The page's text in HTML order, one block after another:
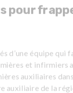
pour
d’une équipe qui
et infirmiers
auxiliaires
auxiliaire de la